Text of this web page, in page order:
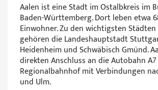
Aalen ist eine Stadt im Ostalbkreis im
Baden-Württemberg. Dort leben etwa
Einwohner. Zu den wichtigsten
gehören die Landeshauptstadt
Heidenheim und Schwäbisch Gmünd.
direkten Anschluss an die Autobahn
Regionalbahnhof mit Verbindungen
und Ulm.